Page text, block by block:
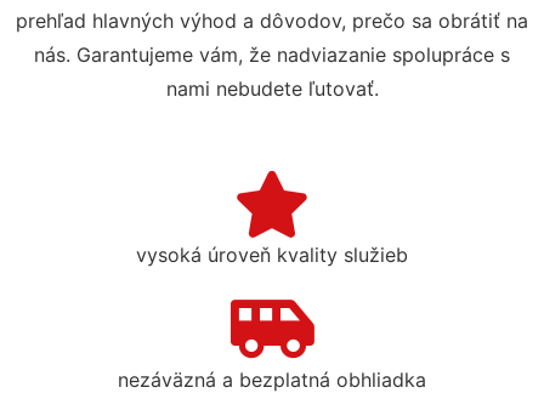
prehľad hlavných výhod a dôvodov, prečo sa obrátiť na
nás. Garantujeme vám, že nadviazanie spolupráce s
nami nebudete ľutovať.
vysoká úroveň kvality služieb
nezáväzná a bezplatná obhliadka